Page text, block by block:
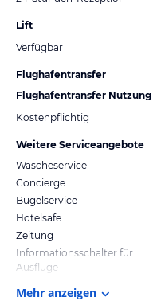
Lift
Verfügbar
Flughafentransfer
Flughafentransfer Nutzung
Kostenpflichtig
Weitere Serviceangebote
Wäscheservice
Concierge
Bügelservice
Hotelsafe
Zeitung
Informationsschalter für
Ausflüge
Mehr anzeigen